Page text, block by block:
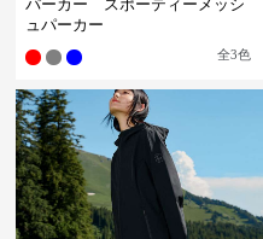
パーカー スポーティーメッシ
ュパーカー
全3色